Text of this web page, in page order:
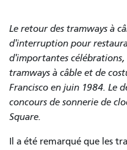
Le retour des tramways à
d'interruption pour
d'importantes
tramways à câble et de
Francisco en juin 1984. Le
concours de sonnerie de
Square.
Il a été remarqué que les